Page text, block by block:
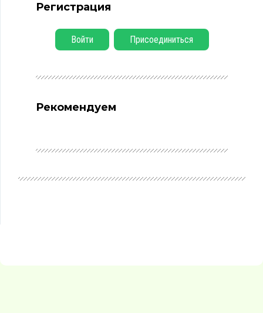
Регистрация
Войти Присоединиться
Рекомендуем